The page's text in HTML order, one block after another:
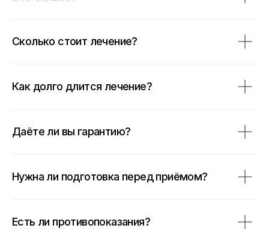
Сколько стоит лечение?
Как долго длится лечение?
Даёте ли вы гарантию?
Нужна ли подготовка перед приёмом?
Есть ли противопоказания?